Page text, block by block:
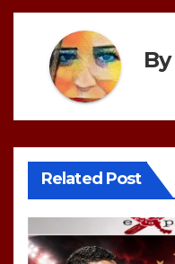
By
Related Post